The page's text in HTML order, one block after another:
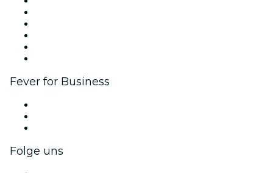
Fever for Business
Folge uns